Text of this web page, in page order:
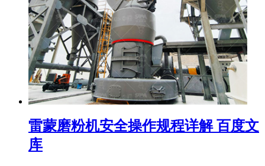
雷蒙磨粉机安全操作规程详解 百度文
库